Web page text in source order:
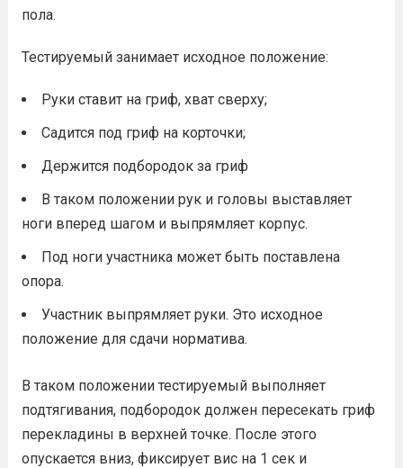
пола.
Тестируемый занимает исходное положение:
Руки ставит на гриф, хват сверху;
Садится под гриф на корточки;
Держится подбородок за гриф
В таком положении рук и головы выставляет
ноги вперед шагом и выпрямляет корпус.
Под ноги участника может быть поставлена
опора.
Участник выпрямляет руки. Это исходное
положение для сдачи норматива.
В таком положении тестируемый выполняет
подтягивания, подбородок должен пересекать гриф
перекладины в верхней точке. После этого
опускается вниз, фиксирует вис на 1 сек и